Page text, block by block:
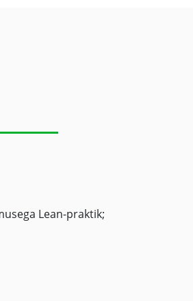
Lean-praktik;